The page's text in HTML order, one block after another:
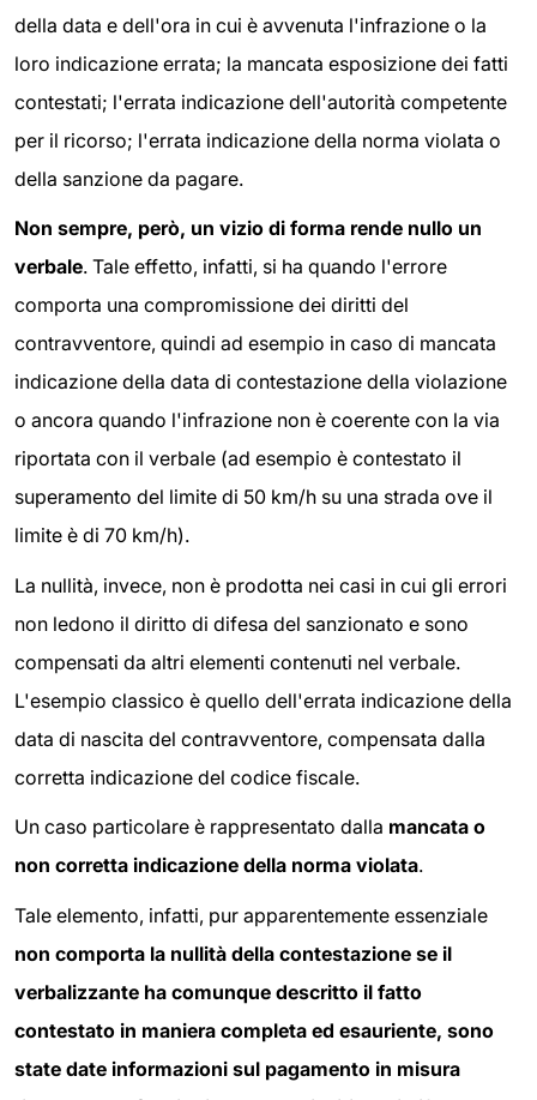
della data e dell'ora in cui è avvenuta l'infrazione o la
loro indicazione errata; la mancata esposizione dei fatti
contestati; l'errata indicazione dell'autorità competente
per il ricorso; l'errata indicazione della norma violata o
della sanzione da pagare.
Non sempre, però, un vizio di forma rende nullo un
verbale. Tale effetto, infatti, si ha quando l'errore
comporta una compromissione dei diritti del
contravventore, quindi ad esempio in caso di mancata
indicazione della data di contestazione della violazione
o ancora quando l'infrazione non è coerente con la via
riportata con il verbale (ad esempio è contestato il
superamento del limite di 50 km/h su una strada ove il
limite è di 70 km/h).
La nullità, invece, non è prodotta nei casi in cui gli errori
non ledono il diritto di difesa del sanzionato e sono
compensati da altri elementi contenuti nel verbale.
L'esempio classico è quello dell'errata indicazione della
data di nascita del contravventore, compensata dalla
corretta indicazione del codice fiscale.
Un caso particolare è rappresentato dalla mancata o
non corretta indicazione della norma violata.
Tale elemento, infatti, pur apparentemente essenziale
non comporta la nullità della contestazione se il
verbalizzante ha comunque descritto il fatto
contestato in maniera completa ed esauriente, sono
state date informazioni sul pagamento in misura